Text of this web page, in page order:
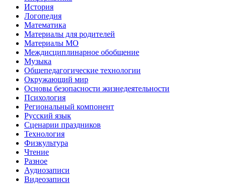
История
Логопедия
Математика
Материалы для родителей
Материалы МО
Междисциплинарное обобщение
Музыка
Общепедагогические технологии
Окружающий мир
Основы безопасности жизнедеятельности
Психология
Региональный компонент
Русский язык
Сценарии праздников
Технология
Физкультура
Чтение
Разное
Аудиозаписи
Видеозаписи